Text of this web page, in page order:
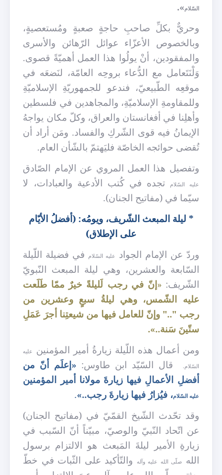
السّلام».
وحريٌّ بكلِّ صاحبِ حاجةٍ صعبةٍ ومُستعصيةٍ،
وبالخصوص الأعزّاء عوائل الرّهائن والأسرى
والمفقودين، أنْ يولُوا هذا العمل أهميّةً قصوى.
وَلْنَتَعامل مع الدُّعاء بروحِه العامّة، لنَضعَه في
موقعِه الطّبيعيّ، فندعو للجمهوريّةِ الإسلاميّةِ
وللمقاومةِ الإسلاميّةِ، والمجاهدين في فلسطين
وأهلِنا في أفغانستان والعراق، وكلّ مكان يواجهُ
الإيمانُ فيه قوى الشّركِ والفساد. ومَن أراد أن
تُقضى حوائجه الخاصّة فليهتمّ بالشّأن العام.
وتفصيل هذا العمل المروي عن الإمام الصّادق
عليه السّلام
تجده في كُتب الأدعية والعبادات، لا
سيّما في (مفاتيح الجنان).
* ليلة المبعث الشّريف، ويومُه: (أفضلُ الأيّام
على الإطلاق)
وردّ عن الإمام الجواد
عليه السّلام
في فضيلة اللّيلة
السّابعة والعشرين، وهي ليلة المبعث النّبويّ
الشّريف:
«إنّ في رجب لَليلةً خيرٌ ممّا طَلَعت
عليه الشّمس، وهي ليلةُ سبعٍ وعشرين من
رجب ".." وإنّ للعامل فيها من شيعتِنا أجرَ عَمَلِ
ستّينَ سَنة..».
ومن أعمال هذه اللّيلة زيارةُ أمير المؤمنين
عليه
السّلام. قال السّيّد ابن طاوس: «إعلَم أنّ من
أفضلِ الأعمالِ فيها زيارةَ مولانا أمير المؤمنين
عليه السّلام، فيُزارُ فيها زيارةَ رجب..».
وقد تحّدث الشّيخ القمّيّ في (مفاتيح الجنان)
عن اتّحاد النّبيّ والوصيّ، مبيّناً أنّ السّبب في
زيارةِ الأمير ليلةَ المَبعث هو الالتزام برسول
الله
صلّى الله عليه وآله
والتّأكيد على الثّبات في خطّ